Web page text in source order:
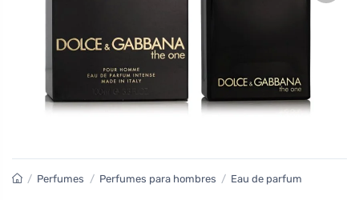
/ Perfumes / Perfumes para hombres / Eau de parfum